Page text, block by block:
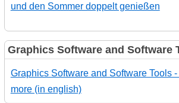
und den Sommer doppelt genießen
Graphics Software and Software
Graphics Software and Software Tools
more (in english)